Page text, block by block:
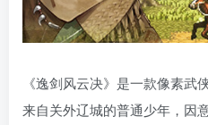
《逸剑风云决》是一款像素武
来自关外辽城的普通少年，因